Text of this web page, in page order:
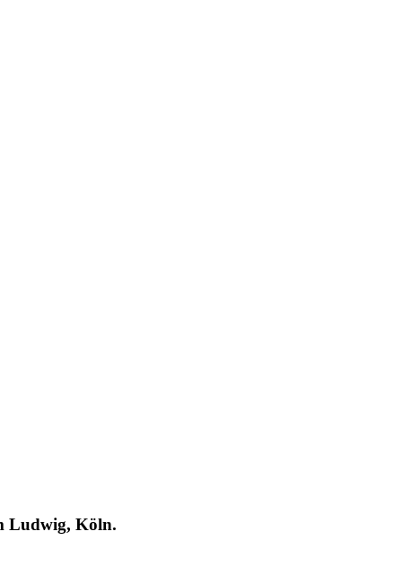
Ludwig, Köln.